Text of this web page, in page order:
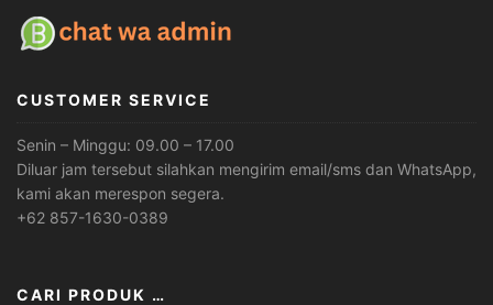
CUSTOMER SERVICE
Senin – Minggu: 09.00 – 17.00
Diluar jam tersebut silahkan mengirim email/sms dan WhatsApp,
kami akan merespon segera.
+62 857-1630-0389
CARI PRODUK …